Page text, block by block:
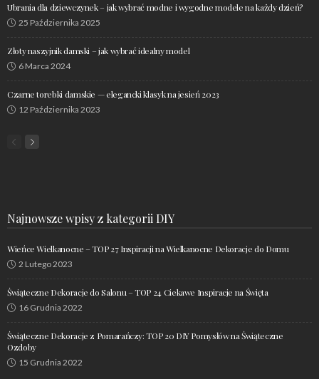
Ubrania dla dziewczynek – jak wybrać modne i wygodne modele na każdy dzień?
25 Października 2025
Złoty naszyjnik damski – jak wybrać idealny model
6 Marca 2024
Czarne torebki damskie — elegancki klasyk na jesień 2023
12 Października 2023
Najnowsze wpisy z kategorii DIY
Wieńce Wielkanocne – TOP 27 Inspiracji na Wielkanocne Dekoracje do Domu
2 Lutego 2023
Świąteczne Dekoracje do Salonu – TOP 24 Ciekawe Inspiracje na Święta
16 Grudnia 2022
Świąteczne Dekoracje z Pomarańczy: TOP 20 DIY Pomysłów na Świąteczne
Ozdoby
15 Grudnia 2022